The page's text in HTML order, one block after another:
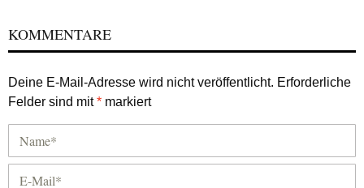
KOMMENTARE
Deine E-Mail-Adresse wird nicht veröffentlicht. Erforderliche
Felder sind mit* markiert